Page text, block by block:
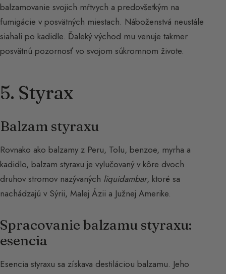
balzamovanie svojich mŕtvych a predovšetkým na
fumigácie v posvätných miestach. Náboženstvá neustále
siahali po kadidle. Ďaleký východ mu venuje takmer
posvätnú pozornosť vo svojom súkromnom živote.
5. Styrax
Balzam styraxu
Rovnako ako balzamy z Peru, Tolu, benzoe, myrha a
kadidlo, balzam styraxu je vylučovaný v kôre dvoch
druhov stromov nazývaných liquidambar, ktoré sa
nachádzajú v Sýrii, Malej Ázii a Južnej Amerike.
Spracovanie balzamu styraxu:
esencia
Esencia styraxu sa získava destiláciou balzamu. Jeho